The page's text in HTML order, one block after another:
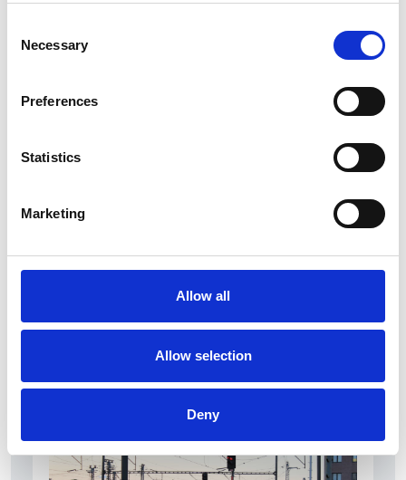
Selection
Necessary
Preferences
Statistics
Marketing
Allow all
Allow selection
Deny
Repubblica Ceca
La Škoda avvia la produzione del suo SUV Peaq
Repubblica Ceca